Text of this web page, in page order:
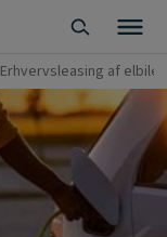
Erhvervsleasing af elbiler